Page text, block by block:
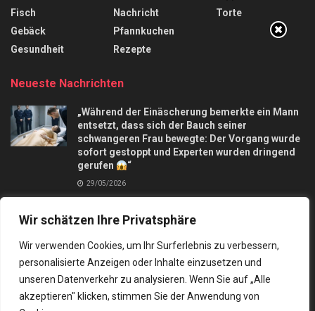
Wir schätzen Ihre Privatsphäre
Wir verwenden Cookies, um Ihr Surferlebnis zu verbessern,
personalisierte Anzeigen oder Inhalte einzusetzen und
unseren Datenverkehr zu analysieren. Wenn Sie auf „Alle
akzeptieren" klicken, stimmen Sie der Anwendung von
Fisch
Gebäck
Gesundheit
Nachricht
Pfannkuchen
Rezepte
Torte
Neueste Nachrichten
„Während der Einäscherung bemerkte ein Mann
entsetzt, dass sich der Bauch seiner
schwangeren Frau bewegte: Der Vorgang wurde
sofort gestoppt und Experten wurden dringend
gerufen
“
29/05/2026
Apfelkuchen mit nur 3 Äpfel und in 10 Minuten,
macht mich verrückt
28/09/2025